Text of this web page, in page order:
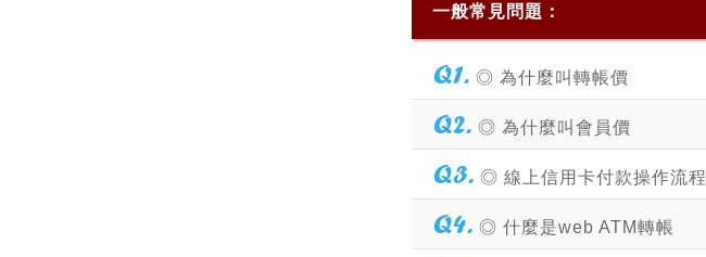
一般常見問題：
Q1. ◎ 為什麼叫轉帳價
Q2. ◎ 為什麼叫會員價
Q3. ◎ 線上信用卡付款操作流程
Q4. ◎ 什麼是web ATM轉帳